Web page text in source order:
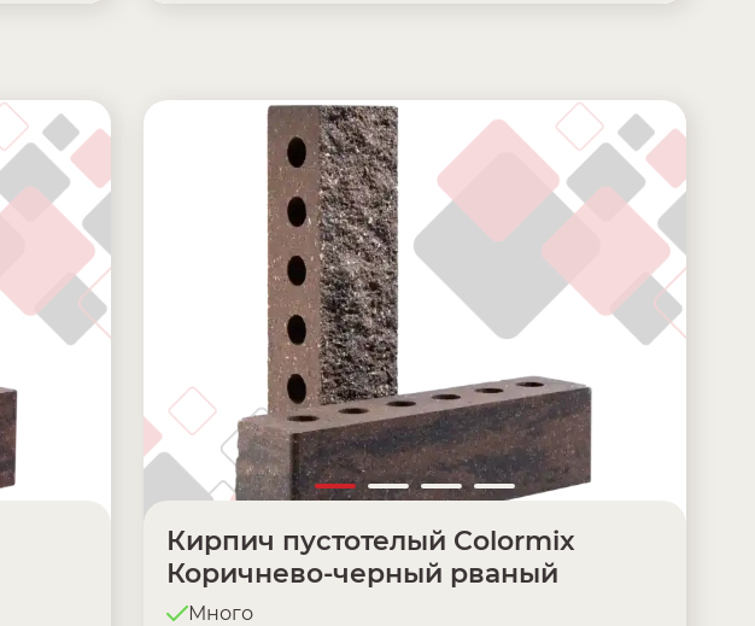
Кирпич пустотелый Colormix
Коричнево-черный рваный
Много